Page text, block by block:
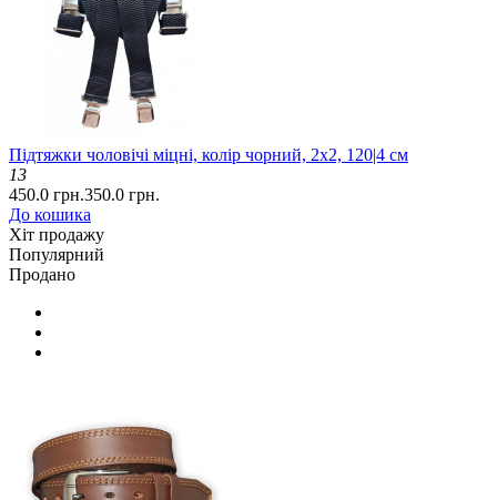
Підтяжки чоловічі міцні, колір чорний, 2x2, 120|4 см
13
450.0 грн.350.0 грн.
До кошика
Хіт продажу
Популярний
Продано